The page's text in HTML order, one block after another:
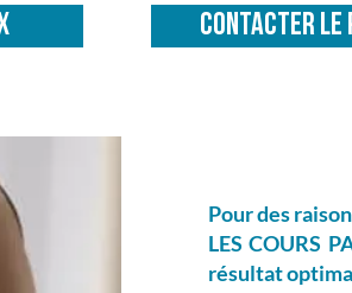
CONTACTER LE
Pour des
LES COURS
résultat